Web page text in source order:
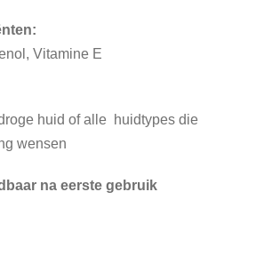
Vitamine E
huid of alle huidtypes die
wensen
na eerste gebruik